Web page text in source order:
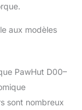
aux modèles
PawHut D00–
sont nombreux